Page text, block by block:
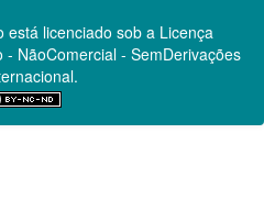
licenciado sob a Licença
NãoComercial - SemDerivações